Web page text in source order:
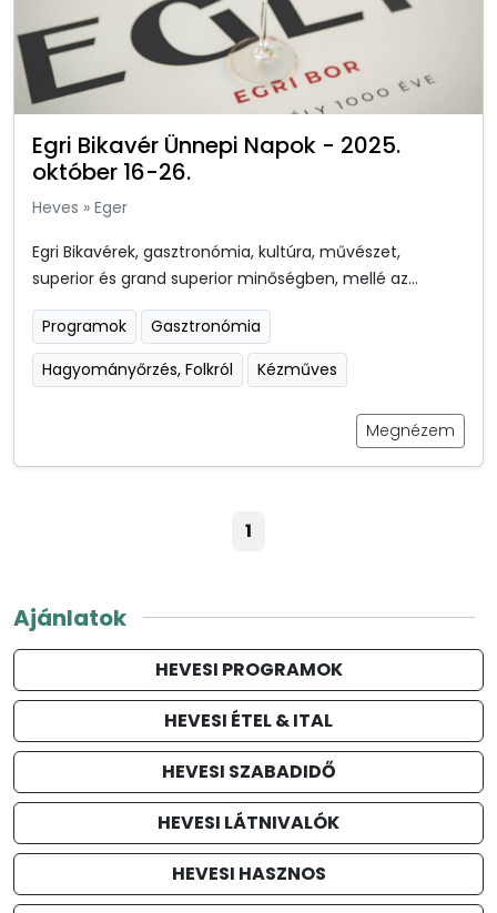
Egri Bikavér Ünnepi Napok - 2025.
október 16-26.
Heves » Eger
Egri Bikavérek, gasztronómia, kultúra, művészet,
superior és grand superior minőségben, mellé az...
Programok
Gasztronómia
Hagyományőrzés, Folkról
Kézműves
Megnézem
1
Ajánlatok
HEVESI PROGRAMOK
HEVESI ÉTEL & ITAL
HEVESI SZABADIDŐ
HEVESI LÁTNIVALÓK
HEVESI HASZNOS